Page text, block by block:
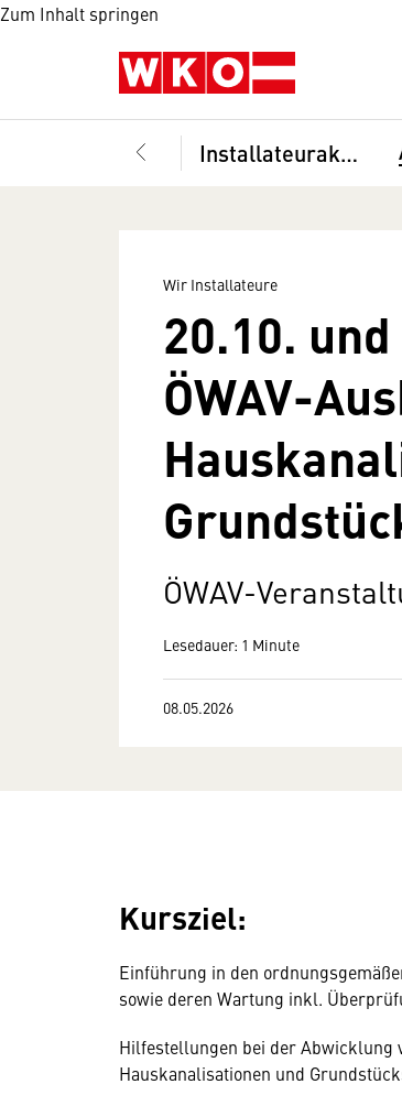
Zum Inhalt springen
Installateurakademie
Wir Installateure
20.10.
ÖWAV-
ÖWAV-
Lesedauer: 1 Minute
08.05.2026
Kursziel:
Einführung in den
sowie deren Wartung inkl.
Hilfestellungen bei der Abwicklung
Hauskanalisationen und